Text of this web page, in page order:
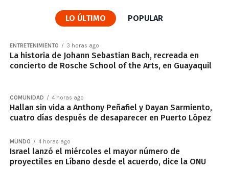
LO ÚLTIMO POPULAR
ENTRETENIMIENTO 3 horas ago
La historia de Johann Sebastian Bach, recreada en
concierto de Rosche School of the Arts, en Guayaquil
COMUNIDAD 4 horas ago
Hallan sin vida a Anthony Peñafiel y Dayan Sarmiento,
cuatro días después de desaparecer en Puerto López
MUNDO 4 horas ago
Israel lanzó el miércoles el mayor número de
proyectiles en Líbano desde el acuerdo, dice la ONU